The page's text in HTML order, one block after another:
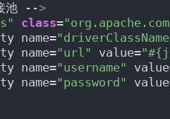
池 -->
class=
name=
name="url" value=
name="username"
name="password"